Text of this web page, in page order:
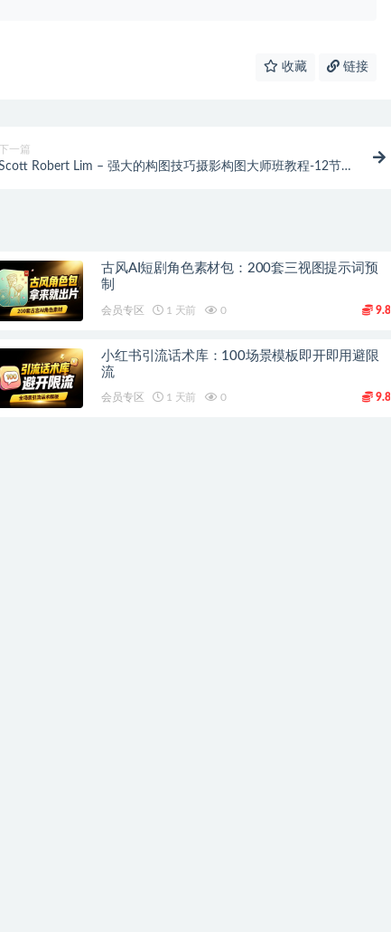
收藏 链接
一篇
Robert Lim – 强大的构图技巧摄影构图大师班教程-12节课-
古风AI短剧角色素材包：200套三视图提示词预
制
会员专区 1 天前 0 9.8
小红书引流话术库：100场景模板即开即用避限
流
会员专区 1 天前 0 9.8